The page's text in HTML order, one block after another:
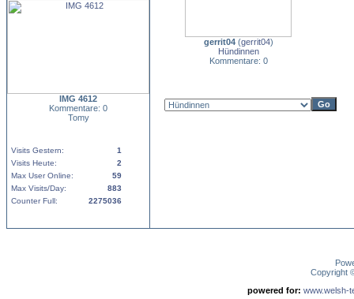
IMG 4612
Kommentare: 0
Tomy
Visits Gestern:
1
Visits Heute:
2
Max User Online:
59
Max Visits/Day:
883
Counter Full:
2275036
gerrit04(gerrit04)
Hündinnen
Kommentare: 0
Copyright
powered for: www.welsh-